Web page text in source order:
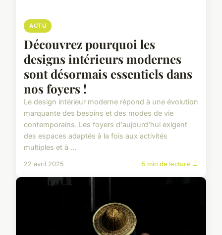
ACTU
Découvrez pourquoi les
designs intérieurs modernes
sont désormais essentiels dans
nos foyers !
Le design intérieur moderne répond à une évolution
marquante des besoins et des modes de vie
contemporains. Les foyers d'aujourd'hui exigent
des espaces adaptés à la fois aux activités
multiples et à ...
22 avril 2025 5 min de lecture →